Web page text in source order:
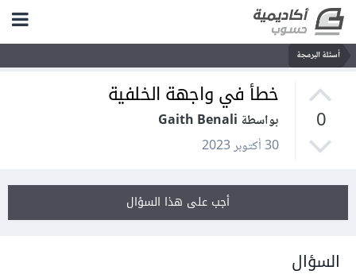
أسئلة البرمجة
0
خطأ في واجهة الخلفية
بواسطة Gaith Benali
30 أكتوبر 2023
أجب على هذا السؤال
السؤال